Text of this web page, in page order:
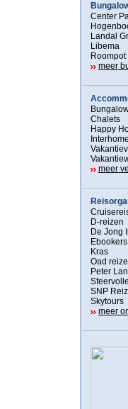
Center
Landal
Libema
meer
Chalets
Happy
Interhome
meer
D-reizen
De Jong
Ebookers
Kras
Oad
Peter
SNP
Skytours
meer